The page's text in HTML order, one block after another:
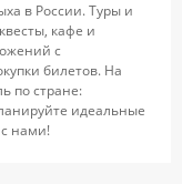
в России. Туры и
кафе и
с
билетов. На
по стране:
идеальные
нами!